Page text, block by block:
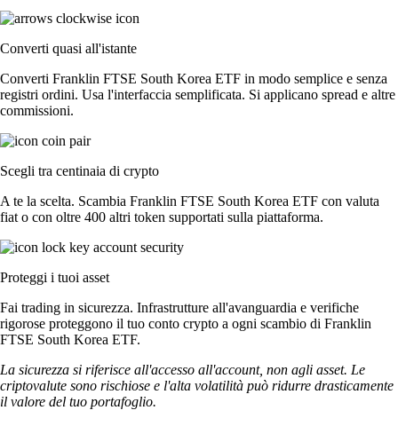
Converti quasi all'istante
Converti Franklin FTSE South Korea ETF in modo semplice e senza
registri ordini. Usa l'interfaccia semplificata. Si applicano spread e altre
commissioni.
Scegli tra centinaia di crypto
A te la scelta. Scambia Franklin FTSE South Korea ETF con valuta
fiat o con oltre 400 altri token supportati sulla piattaforma.
Proteggi i tuoi asset
Fai trading in sicurezza. Infrastrutture all'avanguardia e verifiche
rigorose proteggono il tuo conto crypto a ogni scambio di Franklin
FTSE South Korea ETF.
La sicurezza si riferisce all'accesso all'account, non agli asset. Le
criptovalute sono rischiose e l'alta volatilità può ridurre drasticamente
il valore del tuo portafoglio.